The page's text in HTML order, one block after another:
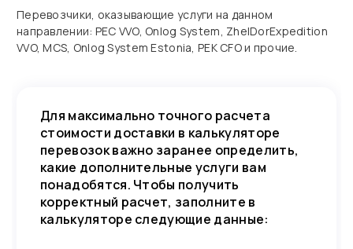
Перевозчики, оказывающие услуги на данном
направлении: PEC VVO, Onlog System, ZhelDorExpedition
VVO, MCS, Onlog System Estonia, PEK CFO и прочие.
Для максимально точного расчета
стоимости доставки в калькуляторе
перевозок важно заранее определить,
какие дополнительные услуги вам
понадобятся. Чтобы получить
корректный расчет, заполните в
калькуляторе следующие данные: